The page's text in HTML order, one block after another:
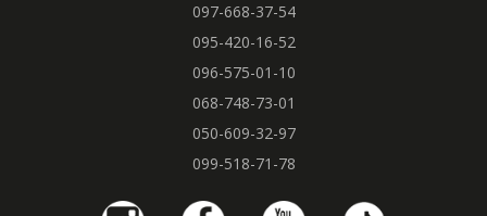
097-668-37-54
095-420-16-52
096-575-01-10
068-748-73-01
050-609-32-97
099-518-71-78